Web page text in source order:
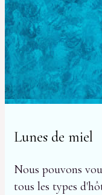
Lunes de miel
Nous pouvons
tous les types